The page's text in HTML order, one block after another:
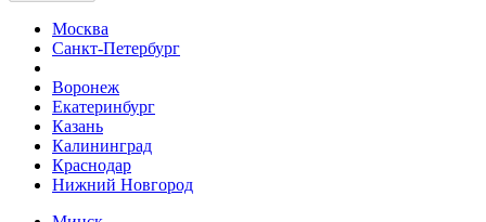
Москва
Санкт-Петербург
Воронеж
Екатеринбург
Казань
Калининград
Краснодар
Нижний Новгород